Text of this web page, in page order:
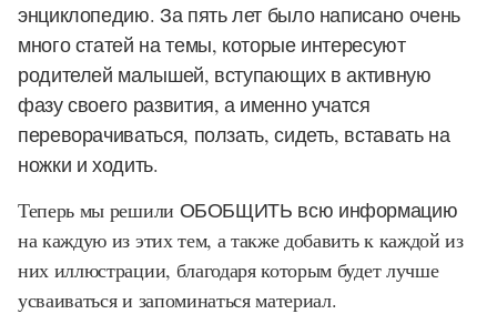
энциклопедию. За пять лет было написано очень
много статей на темы, которые интересуют
родителей малышей, вступающих в активную
фазу своего развития, а именно учатся
переворачиваться, ползать, сидеть, вставать на
ножки и ходить.
Теперь мы решили ОБОБЩИТЬ всю информацию
на каждую из этих тем, а также добавить к каждой из
них иллюстрации, благодаря которым будет лучше
усваиваться и запоминаться материал.